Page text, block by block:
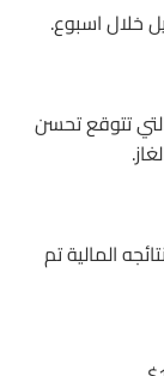
تتوقع تحسن
المالية تم